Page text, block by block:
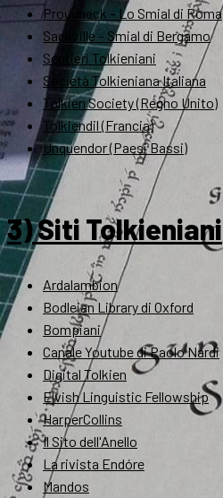
Proudneck – Lo Smial di Roma
Sackville – Smial di Bergamo
Sentieri Tolkieniani
Società Tolkieniana Italiana
Tolkien Society (Regno Unito)
Tolkiendil (Francia)
Unquendor (Paesi Bassi)
3) Siti Tolkieniani
Ardalambion
Bodleian Library di Oxford
Bompiani
Canale Youtube di Paolo Nardi
Digital Tolkien
Elvish Linguistic Fellowship
HarperCollins
Il Sito dell'Anello
La rivista Endóre
Mandos